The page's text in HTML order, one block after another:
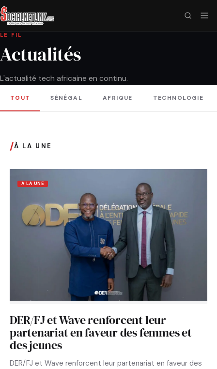
LE FIL
Actualités
L'actualité tech africaine en continu.
TOUT SÉNÉGAL AFRIQUE TECHNOLOGIE
/À LA UNE
A LA UNE
DER/FJ et Wave renforcent leur
partenariat en faveur des femmes et
des jeunes
DER/FJ et Wave renforcent leur partenariat en faveur des